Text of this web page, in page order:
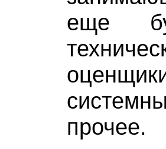
еще
прочее.